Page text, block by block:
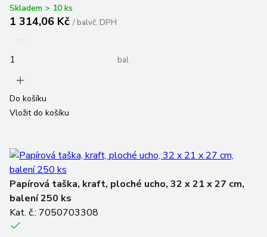
Skladem > 10 ks
1 314,06 Kč /balvč. DPH
bal
Do košíku
Vložit do košíku
Papírová taška, kraft, ploché ucho, 32 x 21 x 27 cm,
balení 250 ks
Kat. č.: 7050703308